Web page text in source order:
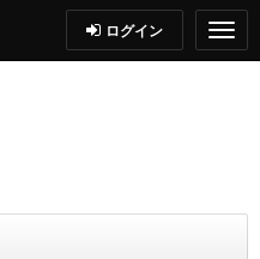
ログイン